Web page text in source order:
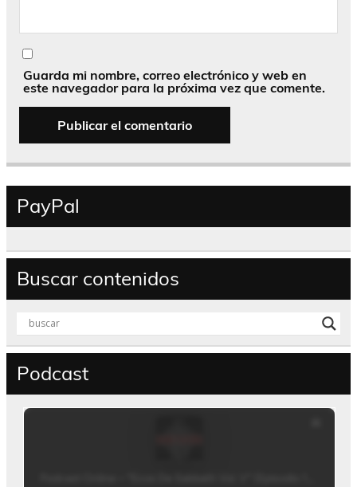
Guarda mi nombre, correo electrónico y web en
este navegador para la próxima vez que comente.
PayPal
Buscar contenidos
Podcast